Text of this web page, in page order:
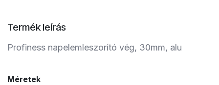
Termék leírás
Profiness napelemleszorító vég, 30mm, alu
Méretek